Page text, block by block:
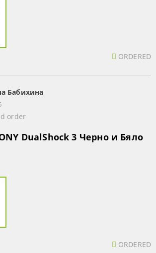
ORDERED
Бабихина
order
DualShock 3 Черно и Бяло
ORDERED